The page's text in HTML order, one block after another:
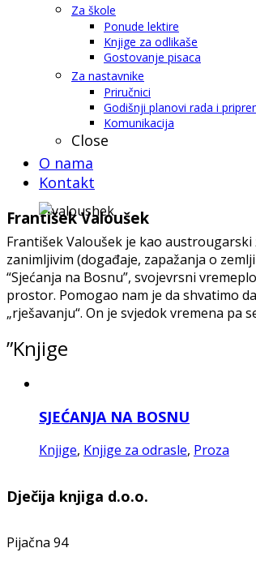
Za škole
Ponude lektire
Knjige za odlikaše
Gostovanje pisaca
Za nastavnike
Priručnici
Godišnji planovi rada i
Komunikacija
Close
O nama
Kontakt
František Valoušek
František Valoušek je kao
zanimljivim (događaje, zapažanja o
“Sjećanja na Bosnu”, svojevrsni
prostor. Pomogao nam je da shvatimo
„rješavanju“. On je svjedok vremena pa
”Knjige
SJEĆANJA NA BOSNU
Knjige, Knjige za odrasle, Proza
Dječija knjiga d.o.o.
Pijačna 94